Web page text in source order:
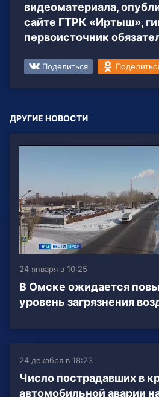
видеоматериала,
сайте ГТРК «Иртыш»,
первоисточник
Поделиться
ДРУГИЕ НОВОСТИ
24 января в 10:25
В Омске ожидается
уровень загрязнения
24 декабря в 18:23
Число пострадавших в
автомобильной аварии